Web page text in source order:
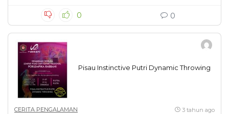
0 0
Pisau Instinctive Putri Dynamic Throwing
CERITA PENGALAMAN 3 tahun ago